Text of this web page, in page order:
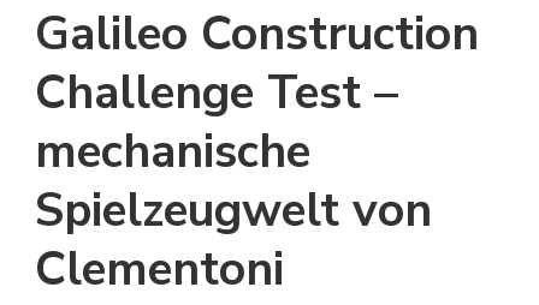
Galileo Construction
Challenge Test –
mechanische
Spielzeugwelt von
Clementoni